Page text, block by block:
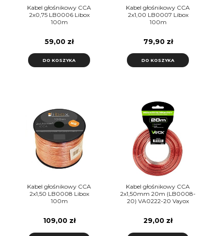
Kabel głośnikowy CCA
2x0,75 LB0006 Libox
100m
59,00 zł
DO KOSZYKA
Kabel głośnikowy CCA
2x1,00 LB0007 Libox
100m
79,90 zł
DO KOSZYKA
Kabel głośnikowy CCA
2x1,50 LB0008 Libox
100m
109,00 zł
Kabel głośnikowy CCA
2x1,50mm 20m (LB0008-
20) VA0222-20 Vayox
29,00 zł